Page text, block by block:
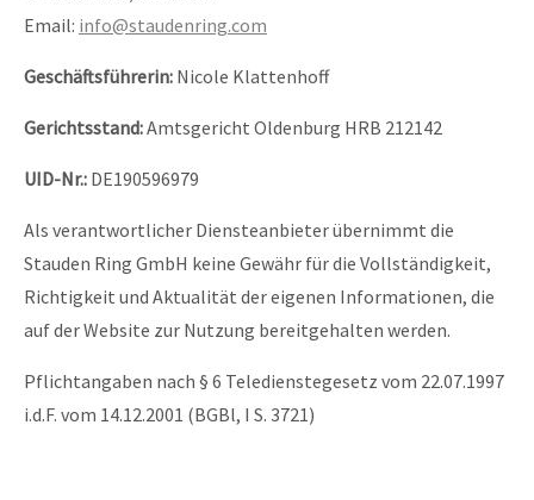
Email: info@staudenring.com
Geschäftsführerin: Nicole Klattenhoff
Gerichtsstand:Amtsgericht Oldenburg HRB 212142
UID-Nr.: DE190596979
Als verantwortlicher Diensteanbieter übernimmt die
Stauden Ring GmbH keine Gewähr für die Vollständigkeit,
Richtigkeit und Aktualität der eigenen Informationen, die
auf der Website zur Nutzung bereitgehalten werden.
Pflichtangaben nach § 6 Teledienstegesetz vom 22.07.1997
i.d.F. vom 14.12.2001 (BGBl, I S. 3721)